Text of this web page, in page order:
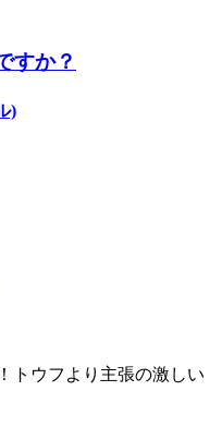
すか？
)
トウフより主張の激しい